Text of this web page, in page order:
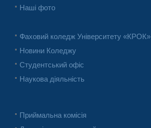
Наші фото
Фаховий коледж Університету «КРОК»
Новини Коледжу
Студентський офіс
Наукова діяльність
Приймальна комісія